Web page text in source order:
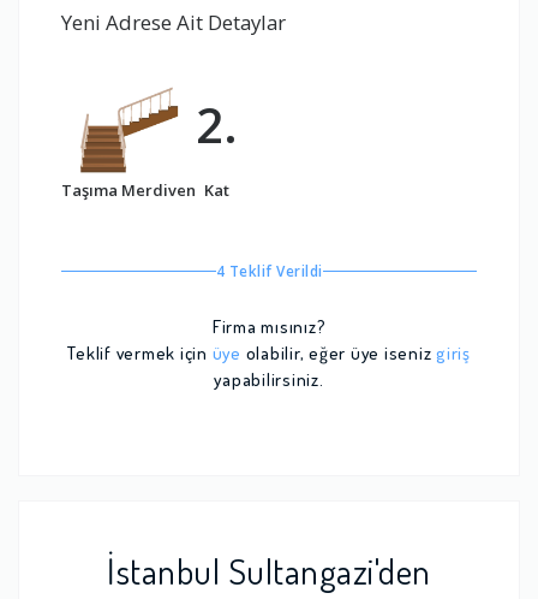
Yeni Adrese Ait Detaylar
Taşıma Merdiven
2.
Kat
4 Teklif Verildi
Firma mısınız?
Teklif vermek için üye olabilir, eğer üye iseniz giriş
yapabilirsiniz.
İstanbul Sultangazi'den